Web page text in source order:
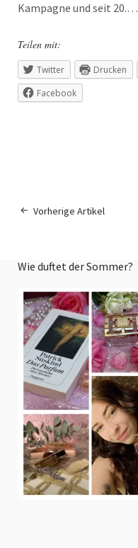
Kampagne und seit 20.…
Teilen mit:
Twitter Drucken
Facebook
Vorherige Artikel
Wie duftet der Sommer?